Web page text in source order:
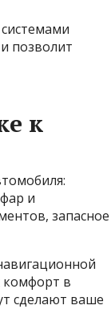
позволит
к
и
запасное
комфорт в
сделают ваше